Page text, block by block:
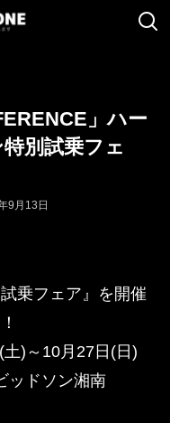
」ハー
別試乗フェ
9月13日
乗フェア』を開催
)～10月27日(日)
ッドソン湘南